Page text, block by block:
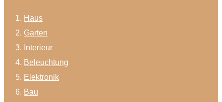
Haus
Garten
Interieur
Beleuchtung
Elektronik
Bau